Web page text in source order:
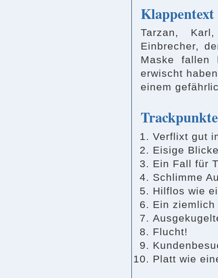
Klappentext
Tarzan,
Einbrecher,
Maske fallen
erwischt
einem
Trackpunkte
Verflixt gut
Eisige
Ein Fall für
Schlimme
Hilflos wie
Ein ziemlich
Flucht!
Platt wie